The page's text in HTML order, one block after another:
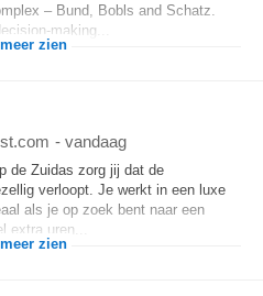
– Bund, Bobls and Schatz.
making...
zien
- vandaag
de Zuidas zorg jij dat de
verloopt. Je werkt in een luxe
als je op zoek bent naar een
extra uren...
zien